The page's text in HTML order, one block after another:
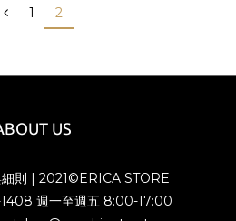
1 2
US
則 | 2021©ERICA STORE
週一至週五 8:00-17:00